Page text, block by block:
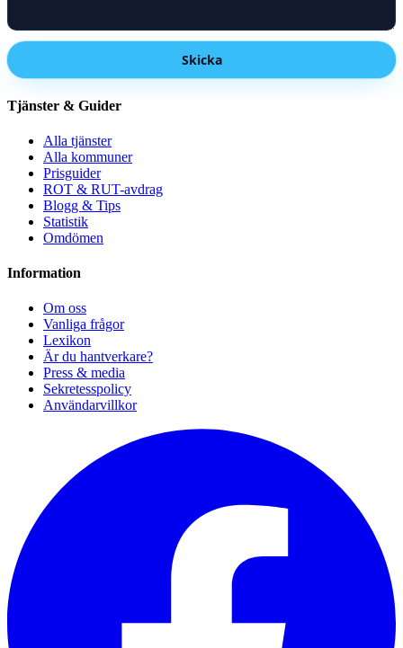
Skicka
Tjänster & Guider
Alla tjänster
Alla kommuner
Prisguider
ROT & RUT-avdrag
Blogg & Tips
Statistik
Omdömen
Information
Om oss
Vanliga frågor
Lexikon
Är du hantverkare?
Press & media
Sekretesspolicy
Användarvillkor